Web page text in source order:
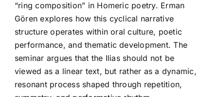
“ring composition” in Homeric poetry. Erman
Gören explores how this cyclical narrative
structure operates within oral culture, poetic
performance, and thematic development. The
seminar argues that the Ilias should not be
viewed as a linear text, but rather as a dynamic,
resonant process shaped through repetition,